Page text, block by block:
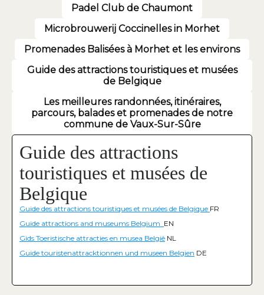
Padel Club de Chaumont
Microbrouwerij Coccinelles in Morhet
Promenades Balisées à Morhet et les environs
Guide des attractions touristiques et musées
de Belgique
Les meilleures randonnées, itinéraires,
parcours, balades et promenades de notre
commune de Vaux-Sur-Sûre
Guide des attractions
touristiques et musées de
Belgique
Guide des attractions touristiques et musées de Belgique FR
Guide attractions and museums Belgium EN
Gids Toeristische attracties en musea Belgiê NL
Guide touristenattracktionnen und museen Belgien DE